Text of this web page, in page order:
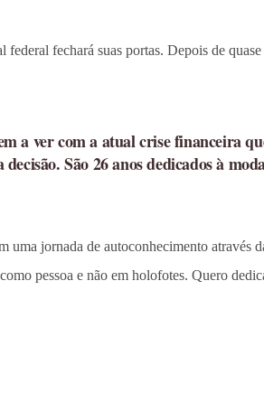
fechará suas portas. Depois de
a ver com a atual crise financeira
São 26 anos dedicados à
jornada de autoconhecimento através
pessoa e não em holofotes. Quero